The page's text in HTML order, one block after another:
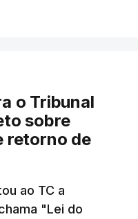
e transparente".
burocracias,
que os apoios
estaremos a dar
o
o Tribunal
sobre
retorno de
ao TC a
"Lei do